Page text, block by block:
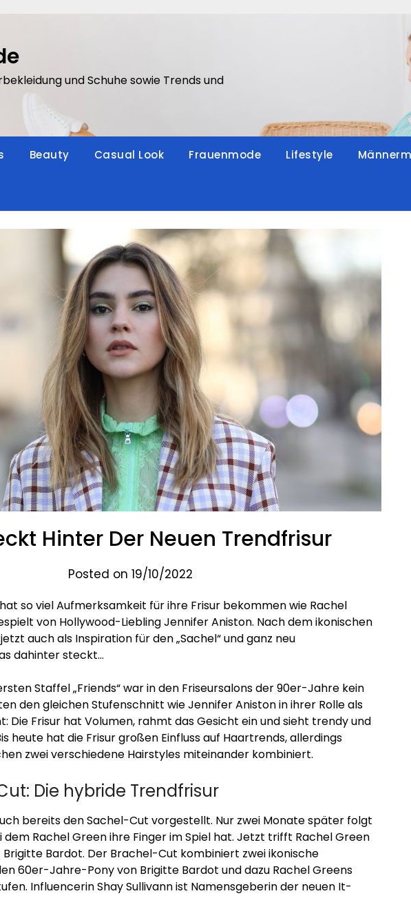
und Schuhe sowie Trends und
Beauty Casual Look Frauenmode Lifestyle
Hinter Der Neuen Trendfrisur
Posted on 19/10/2022
so viel Aufmerksamkeit für ihre Frisur bekommen wie Rachel
von Hollywood-Liebling Jennifer Aniston. Nach dem ikonischen
auch als Inspiration für den „Sachel“ und ganz neu
dahinter steckt…
Staffel „Friends“ war in den Friseursalons der 90er-Jahre kein
den gleichen Stufenschnitt wie Jennifer Aniston in ihrer Rolle als
Die Frisur hat Volumen, rahmt das Gesicht ein und sieht trendy und
heute hat die Frisur großen Einfluss auf Haartrends, allerdings
zwei verschiedene Hairstyles miteinander kombiniert.
Die hybride Trendfrisur
bereits den Sachel-Cut vorgestellt. Nur zwei Monate später folgt
Rachel Green ihre Finger im Spiel hat. Jetzt trifft Rachel Green
Bardot. Der Brachel-Cut kombiniert zwei ikonische
60er-Jahre-Pony von Brigitte Bardot und dazu Rachel Greens
Influencerin Shay Sullivann ist Namensgeberin der neuen It-